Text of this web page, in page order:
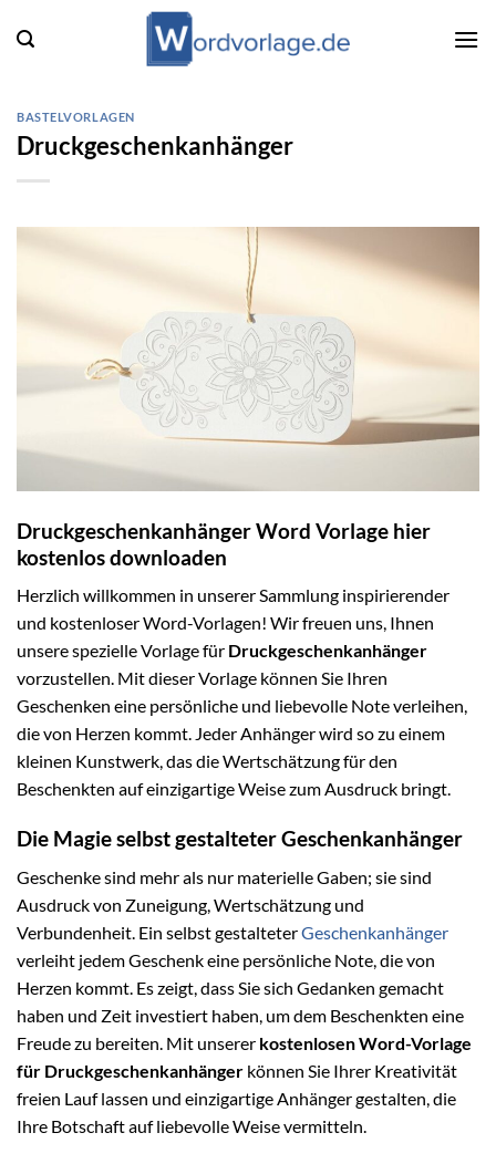
Inhalt
BASTELVORLAGEN
Druckgeschenkanhänger
Druckgeschenkanhänger Word Vorlage hier
kostenlos downloaden
Herzlich willkommen in unserer Sammlung inspirierender
und kostenloser Word-Vorlagen! Wir freuen uns, Ihnen
unsere spezielle Vorlage für Druckgeschenkanhänger
vorzustellen. Mit dieser Vorlage können Sie Ihren
Geschenken eine persönliche und liebevolle Note verleihen,
die von Herzen kommt. Jeder Anhänger wird so zu einem
kleinen Kunstwerk, das die Wertschätzung für den
Beschenkten auf einzigartige Weise zum Ausdruck bringt.
Die Magie selbst gestalteter Geschenkanhänger
Geschenke sind mehr als nur materielle Gaben; sie sind
Ausdruck von Zuneigung, Wertschätzung und
Verbundenheit. Ein selbst gestalteterGeschenkanhänger
verleiht jedem Geschenk eine persönliche Note, die von
Herzen kommt. Es zeigt, dass Sie sich Gedanken gemacht
haben und Zeit investiert haben, um dem Beschenkten eine
Freude zu bereiten. Mit unserer kostenlosen Word-Vorlage
für Druckgeschenkanhänger können Sie Ihrer Kreativität
freien Lauf lassen und einzigartige Anhänger gestalten, die
Ihre Botschaft auf liebevolle Weise vermitteln.